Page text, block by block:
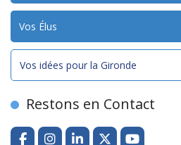
Vos Élus
Vos idées pour la Gironde
Restons en Contact